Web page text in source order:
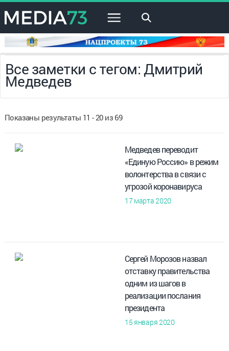
×
Все заметки с тегом: Дмитрий
Медведев
Показаны результаты 11 - 20 из 69
Медведев переводит
«Единую Россию» в режим
волонтерства в связи с
угрозой коронавируса
17 марта 2020
Сергей Морозов назвал
отставку правительства
одним из шагов в
реализации послания
президента
15 января 2020